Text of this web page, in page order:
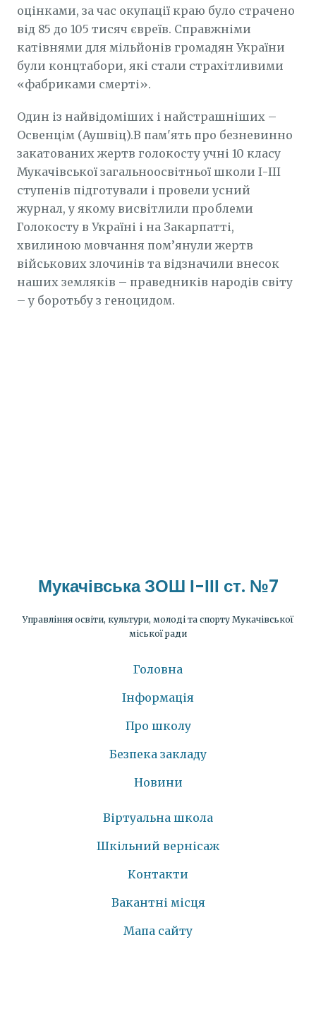
оцінками, за час окупації краю було страчено
від 85 до 105 тисяч євреїв. Справжніми
катівнями для мільйонів громадян України
були концтабори, які стали страхітливими
«фабриками смерті».
Один із найвідоміших і найстрашніших –
Освенцім (Аушвіц).В пам'ять про безневинно
закатованих жертв голокосту учні 10 класу
Мукачівської загальноосвітньої школи І-ІІІ
ступенів підготували і провели усний
журнал, у якому висвітлили проблеми
Голокосту в Україні і на Закарпатті,
хвилиною мовчання пом’янули жертв
військових злочинів та відзначили внесок
наших земляків – праведників народів світу
– у боротьбу з геноцидом.
Мукачівська ЗОШ І-ІІІ ст. №7
Управління освіти, культури, молоді та спорту Мукачівської
міської ради
Головна
Інформація
Про школу
Безпека закладу
Новини
Віртуальна школа
Шкільний вернісаж
Контакти
Вакантні місця
Мапа сайту